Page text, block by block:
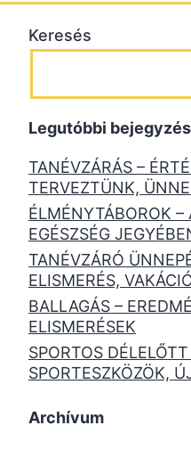
Keresés
Legutóbbi
TANÉVZÁRÁS –
TERVEZTÜNK,
ÉLMÉNYTÁBOROK –
EGÉSZSÉG
TANÉVZÁRÓ
ELISMERÉS,
BALLAGÁS –
ELISMERÉSEK
SPORTOS
SPORTESZKÖZÖK,
Archívum